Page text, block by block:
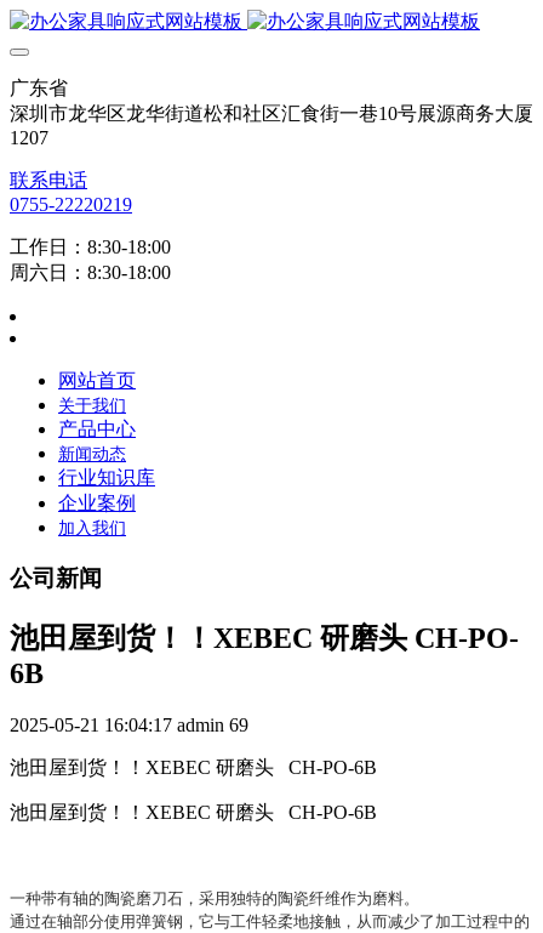
广东省
深圳市龙华区龙华街道松和社区汇食街一巷10号展源商务大厦
1207
联系电话
0755-22220219
工作日：8:30-18:00
周六日：8:30-18:00
网站首页
关于我们
产品中心
新闻动态
行业知识库
企业案例
加入我们
公司新闻
池田屋到货！！XEBEC 研磨头 CH-PO-
6B
2025-05-21 16:04:17 admin 69
池田屋到货！！XEBEC 研磨头 CH-PO-6B
池田屋到货！！XEBEC 研磨头 CH-PO-6B
一种带有轴的陶瓷磨刀石，采用独特的陶瓷纤维作为磨料。
通过在轴部分使用弹簧钢，它与工件轻柔地接触，从而减少了加工过程中的